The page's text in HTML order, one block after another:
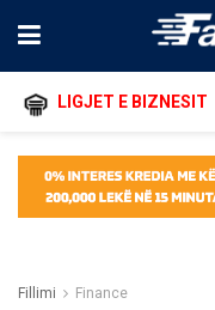
LIGJET E BIZNESIT
Fillimi Finance